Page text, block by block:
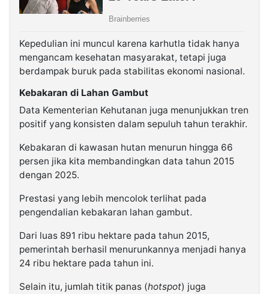
Kepedulian ini muncul karena karhutla tidak hanya
mengancam kesehatan masyarakat, tetapi juga
berdampak buruk pada stabilitas ekonomi nasional.
Kebakaran di Lahan Gambut
Data Kementerian Kehutanan juga menunjukkan tren
positif yang konsisten dalam sepuluh tahun terakhir.
Kebakaran di kawasan hutan menurun hingga 66
persen jika kita membandingkan data tahun 2015
dengan 2025.
Prestasi yang lebih mencolok terlihat pada
pengendalian kebakaran lahan gambut.
Dari luas 891 ribu hektare pada tahun 2015,
pemerintah berhasil menurunkannya menjadi hanya
24 ribu hektare pada tahun ini.
Selain itu, jumlah titik panas (hotspot) juga